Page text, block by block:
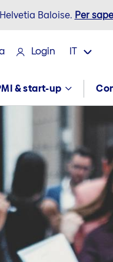
Baloise. Per
Login IT
& start-up